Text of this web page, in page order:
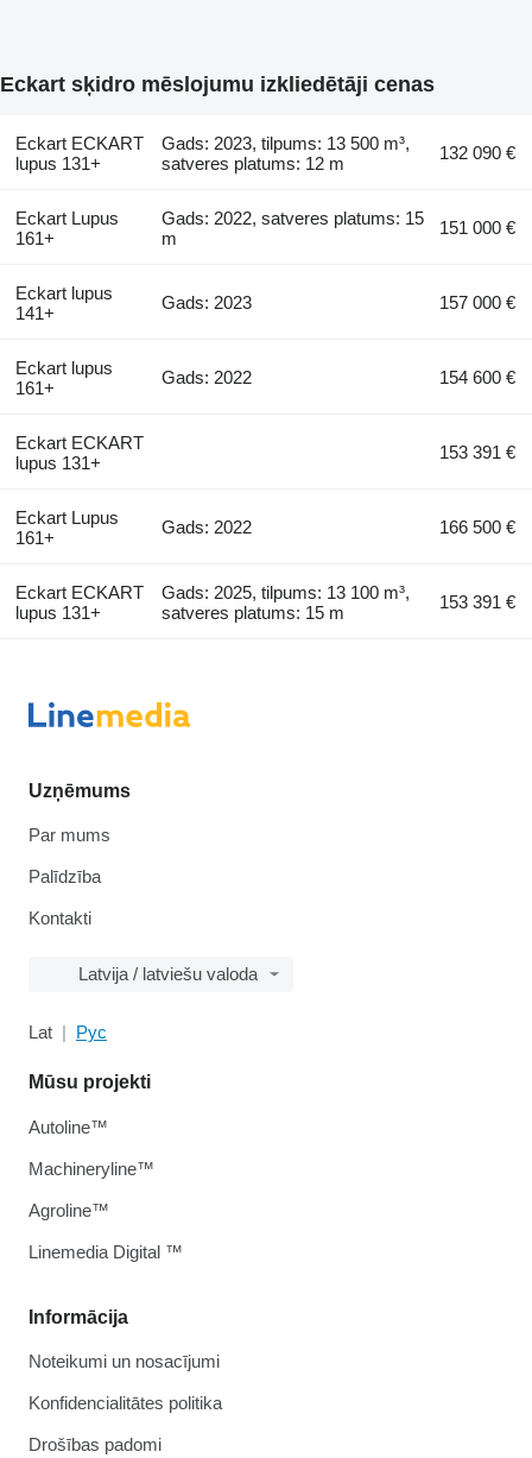
Eckart sķidro mēslojumu izkliedētāji cenas
Eckart ECKART
lupus 131+
Gads: 2023, tilpums: 13 500 m³,
satveres platums: 12 m
132 090 €
Eckart Lupus
161+
Gads: 2022, satveres platums: 15
m
151 000 €
Eckart lupus
141+
Gads: 2023 157 000 €
Eckart lupus
161+
Gads: 2022 154 600 €
Eckart ECKART
lupus 131+
153 391 €
Eckart Lupus
161+
Gads: 2022 166 500 €
Eckart ECKART
lupus 131+
Gads: 2025, tilpums: 13 100 m³,
satveres platums: 15 m
153 391 €
Uzņēmums
Par mums
Palīdzība
Kontakti
Latvija / latviešu valoda
Lat Рус
Informācija
Noteikumi un nosacījumi
Konfidencialitātes politika
Drošības padomi
Mūsu projekti
Autoline™
Machineryline™
Agroline™
Linemedia Digital ™